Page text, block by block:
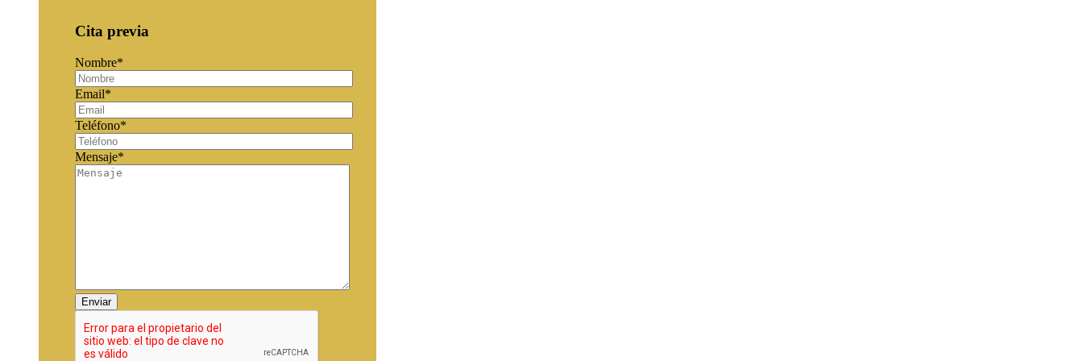
Cita previa
Nombre*
Email*
Teléfono*
Mensaje*